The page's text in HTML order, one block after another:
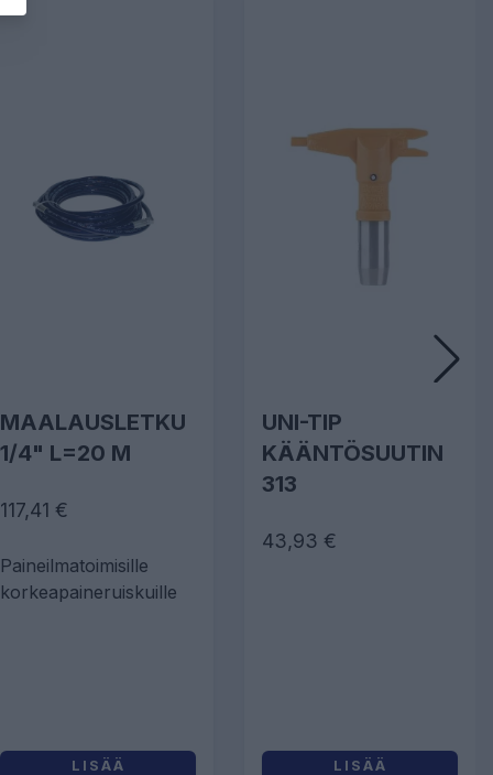
MAALAUSLETKU
1/4" L=20 M
117,41 €
Paineilmatoimisille
korkeapaineruiskuille
LISÄÄ
UNI-TIP
KÄÄNTÖSUUTIN
313
43,93 €
LISÄÄ